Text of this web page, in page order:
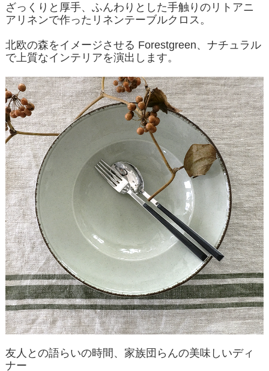
ざっくりと厚手、ふんわりとした手触りのリトアニ
アリネンで作ったリネンテーブルクロス。
北欧の森をイメージさせる Forestgreen、ナチュラル
で上質なインテリアを演出します。
友人との語らいの時間、家族団らんの美味しいディ
ナー